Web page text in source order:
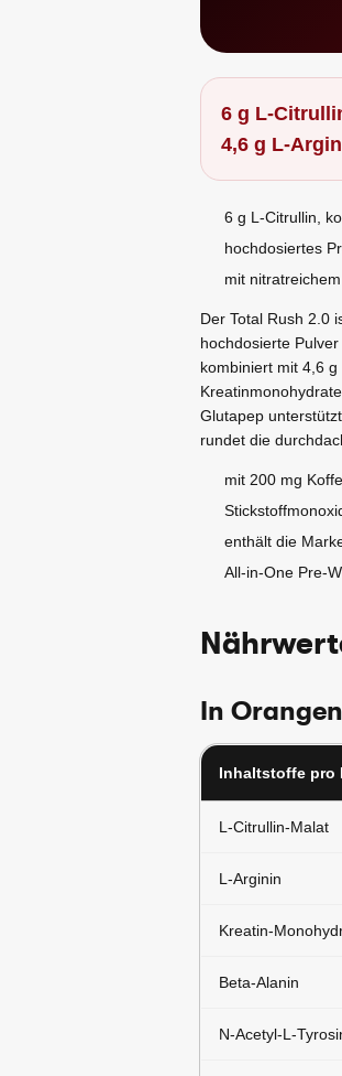
6 g L-
4,6 g L-
6 g L-Citrullin,
hochdosiertes
mit
Der Total Rush 2.0
hochdosierte
kombiniert mit 4,6
Glutapep
rundet die
mit 200 mg
enthält die
All-in-One Pre-
In
Inhaltstoffe pro
L-Citrullin-Malat
L-Arginin
Kreatin-
Beta-Alanin
N-Acetyl-L-